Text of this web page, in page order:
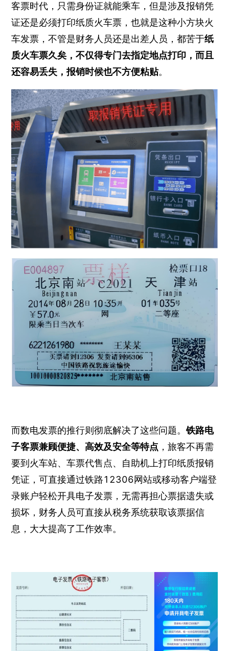
客票时代，只需身份证就能乘车，但是涉及报销凭
证还是必须打印纸质火车票，也就是这种小方块火
车发票，不管是财务人员还是出差人员，都苦于纸
质火车票久矣，不仅得专门去指定地点打印，而且
还容易丢失，报销时候也不方便粘贴。
而数电发票的推行则彻底解决了这些问题。铁路电
子客票兼顾便捷、高效及安全等特点 ，旅客不再需
要到火车站、车票代售点、自助机上打印纸质报销
凭证，可直接通过铁路12306网站或移动客户端登
录账户轻松开具电子发票，无需再担心票据遗失或
损坏，财务人员可直接从税务系统获取该票据信
息，大大提高了工作效率。